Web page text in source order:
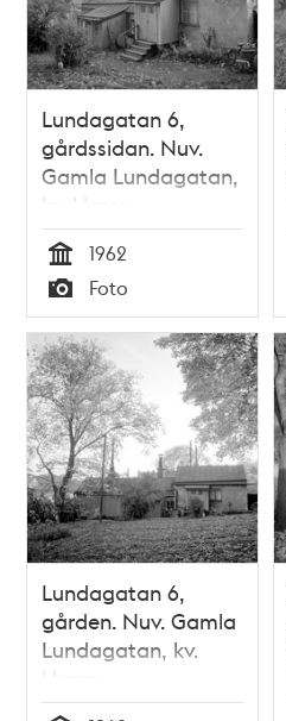
Lundagatan 6,
gårdssidan. Nuv.
Gamla Lundagatan,
kv. Haren
Tid
1962
Typ
Foto
Lundagatan 6,
gården. Nuv. Gamla
Lundagatan, kv.
Haren